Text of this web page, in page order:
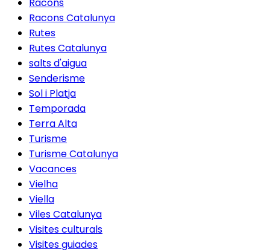
Racons Catalunya
Rutes
Rutes Catalunya
salts d'aigua
Senderisme
Sol i Platja
Temporada
Terra Alta
Turisme
Turisme Catalunya
Vacances
Vielha
Viella
Viles Catalunya
Visites culturals
Visites guiades